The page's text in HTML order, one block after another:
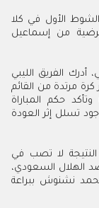
الشوط الأول في كلا
عرضية من إسماعيل
الفريق الليبي
مرتدة من القائم
إثر تسديدة علي أبو عرقول القوية (48) وتأكد حكم المباراة
تسلل إثر العودة
لا تصب في
الهلال السعودي،
نشنوش ببراعة